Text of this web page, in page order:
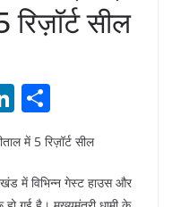
सील
Li
n
k
e
h
ar
e
में 5 रिज़ॉर्ट सील
में विभिन्न गेस्ट हाउस और